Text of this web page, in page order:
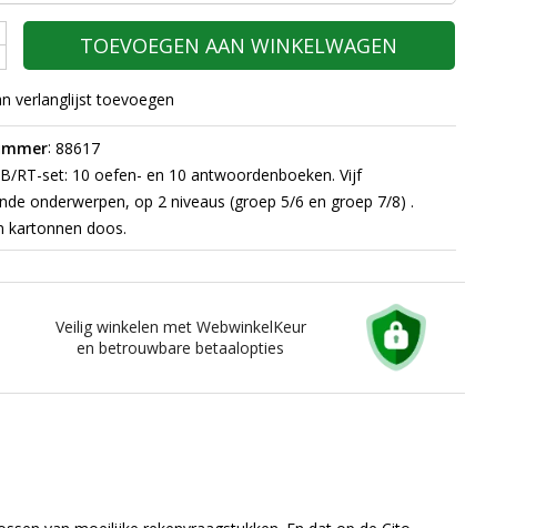
TOEVOEGEN AAN WINKELWAGEN
verlanglijst toevoegen
: 88617
RT-set: 10 oefen- en 10 antwoordenboeken. Vijf
onderwerpen, op 2 niveaus (groep 5/6 en groep 7/8) .
kartonnen doos.
Veilig winkelen met WebwinkelKeur
en betrouwbare betaalopties